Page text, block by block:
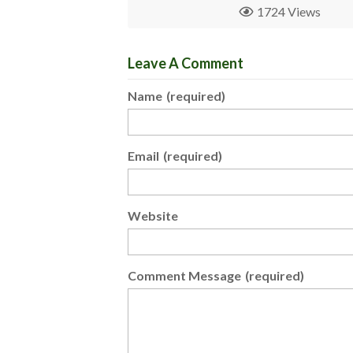
1724 Views
Leave A Comment
Name (required)
Email (required)
Website
Comment Message (required)